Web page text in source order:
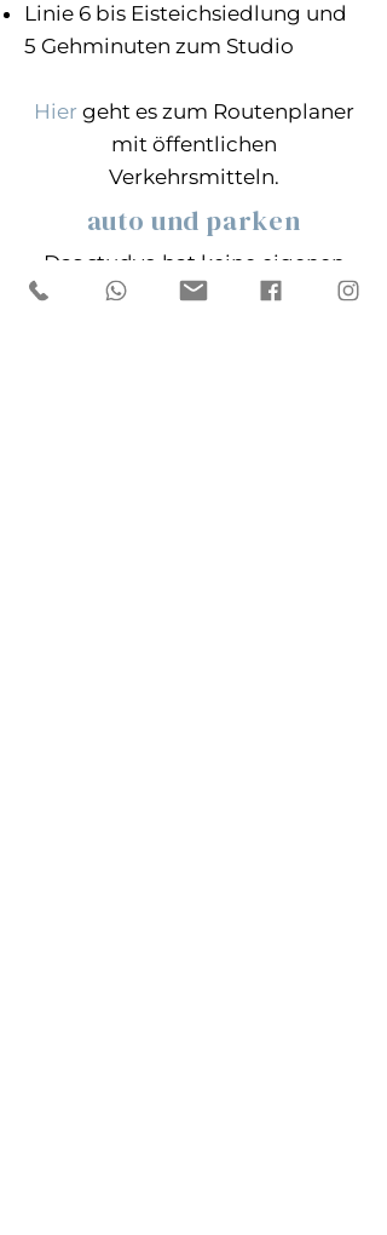
Linie 6 bis Eisteichsiedlung und
5 Gehminuten zum Studio
Hier geht es zum Routenplaner
mit öffentlichen
Verkehrsmitteln.
auto und parken
Das studyo hat keine eigenen
Parkplätze. In unmittelbarer